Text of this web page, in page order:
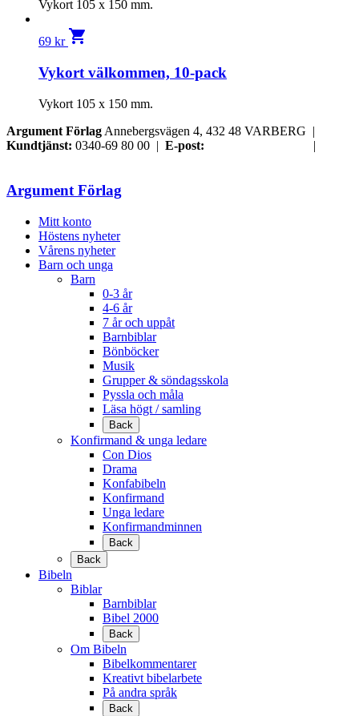
Vykort 105 x 150 mm.
69 kr shopping_cart
Vykort välkommen, 10-pack
Vykort 105 x 150 mm.
Argument Förlag Annebergsvägen 4, 432 48 VARBERG |
Kundtjänst: 0340-69 80 00 | E-post:
|
Argument Förlag
Mitt konto
Höstens nyheter
Vårens nyheter
Barn och unga
Barn
0-3 år
4-6 år
7 år och uppåt
Barnbiblar
Bönböcker
Musik
Grupper & söndagsskola
Pyssla och måla
Läsa högt / samling
Back
Konfirmand & unga ledare
Con Dios
Drama
Konfabibeln
Konfirmand
Unga ledare
Konfirmandminnen
Back
Back
Bibeln
Biblar
Barnbiblar
Bibel 2000
Back
Om Bibeln
Bibelkommentarer
Kreativt bibelarbete
På andra språk
Back